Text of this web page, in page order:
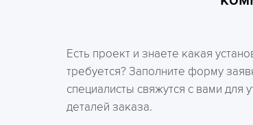
Есть проект и знаете какая
требуется? Заполните форму
специалисты свяжутся с вами для
деталей заказа.